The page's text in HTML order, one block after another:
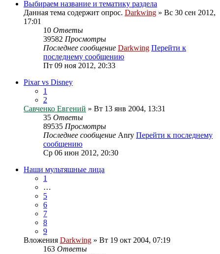
Выбираем название и тематику раздела
Данная тема содержит опрос. Darkwing » Вс 30 сен 2012,
17:01
10 Ответы
39582 Просмотры
Последнее сообщение Darkwing Перейти к
последнему сообщению
Пт 09 ноя 2012, 20:33
Pixar vs Disney
1
2
Савченко Евгений » Вт 13 янв 2004, 13:31
35 Ответы
89535 Просмотры
Последнее сообщение Anry Перейти к последнему
сообщению
Ср 06 июн 2012, 20:30
Наши мультяшные лица
1
…
5
6
7
8
9
Вложения Darkwing » Вт 19 окт 2004, 07:19
163 Ответы